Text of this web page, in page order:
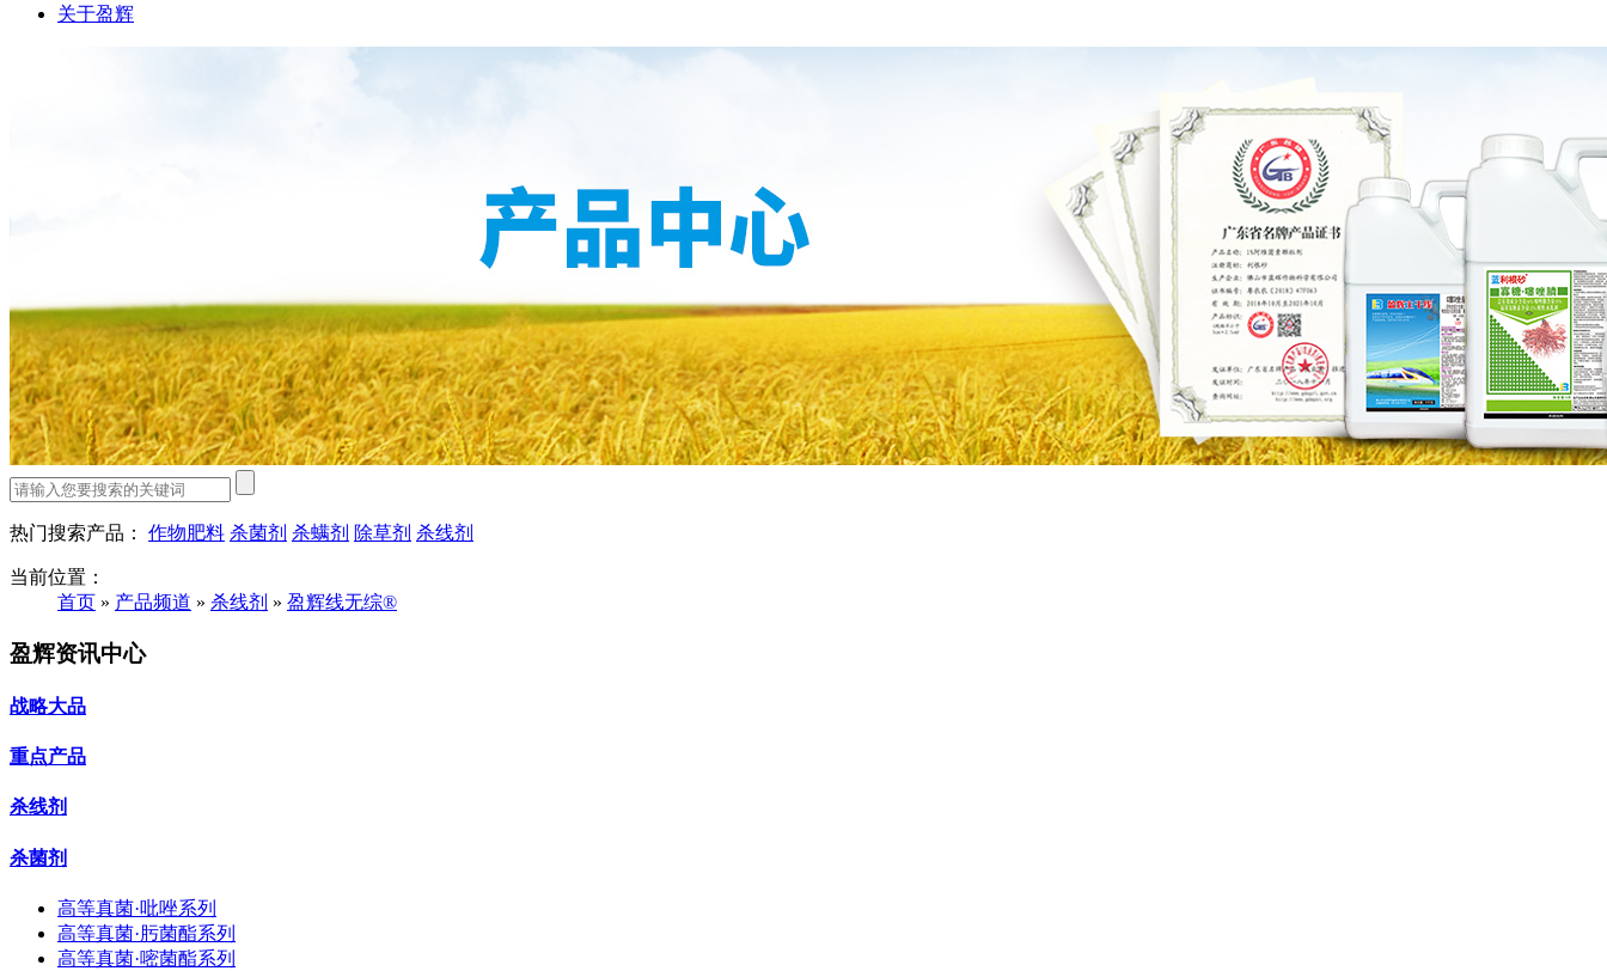
关于盈辉
热门搜索产品： 作物肥料 杀菌剂 杀螨剂 除草剂 杀线剂
当前位置：
首页 » 产品频道 » 杀线剂 » 盈辉线无综®
盈辉资讯中心
战略大品
重点产品
杀线剂
杀菌剂
高等真菌·吡唑系列
高等真菌·肟菌酯系列
高等真菌·嘧菌酯系列